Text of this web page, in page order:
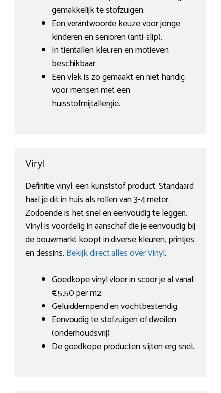
gemakkelijk te stofzuigen.
Een verantwoorde keuze voor jonge
kinderen en senioren (anti-slip).
In tientallen kleuren en motieven
beschikbaar.
Een vlek is zo gemaakt en niet handig
voor mensen met een
huisstofmijtallergie.
Vinyl
Definitie vinyl: een kunststof product. Standaard
haal je dit in huis als rollen van 3-4 meter.
Zodoende is het snel en eenvoudig te leggen.
Vinyl is voordelig in aanschaf die je eenvoudig bij
de bouwmarkt koopt in diverse kleuren, printjes
en dessins. Bekijk direct alles over Vinyl.
Goedkope vinyl vloer in scoor je al vanaf
€5,50 per m2.
Geluiddempend en vochtbestendig.
Eenvoudig te stofzuigen of dweilen
(onderhoudsvrij).
De goedkope producten slijten erg snel.